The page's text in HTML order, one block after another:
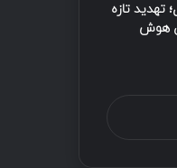
تهدید تازه
هوش